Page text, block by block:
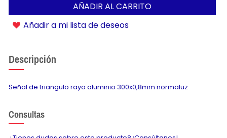
AÑADIR AL CARRITO
Añadir a mi lista de deseos
Descripción
Señal de triangulo rayo aluminio 300x0,8mm normaluz
Consultas